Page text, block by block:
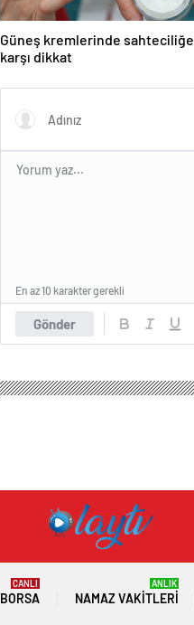
Güneş kremlerinde sahteciliğe
karşı dikkat
Gönder
En az 10 karakter gerekli
BORSA
CANLI
NAMAZ VAKITLERI
ANLIK